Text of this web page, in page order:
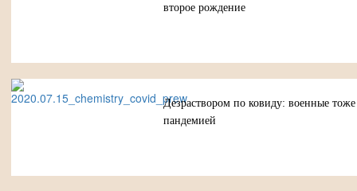
второе рождение
Дезраствором по ковиду: военные тоже
пандемией